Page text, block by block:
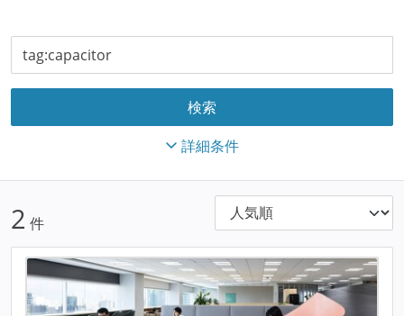
詳細条件
2 件